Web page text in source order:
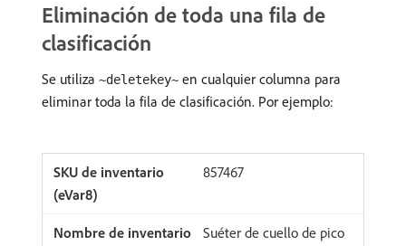
Eliminación de toda una fila de
clasificación
Se utiliza ~deletekey~ en cualquier columna para
eliminar toda la fila de clasificación. Por ejemplo:
857467
Suéter de cuello de pico